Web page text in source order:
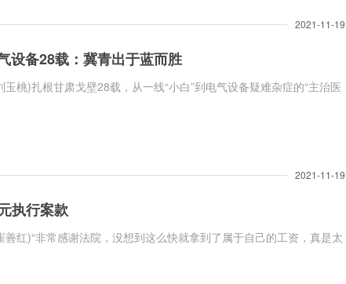
设备28载：冀青出于蓝而胜
)扎根甘肃戈壁28载，从一线“小白”到电气设备疑难杂症的“主治医
2021-11-19
执行案款
)“非常感谢法院，没想到这么快就拿到了属于自己的工资，真是太
2021-11-19